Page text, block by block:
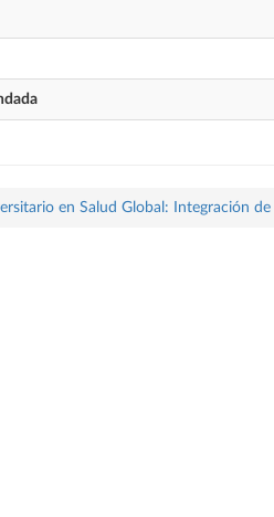
en Salud Global: Integración